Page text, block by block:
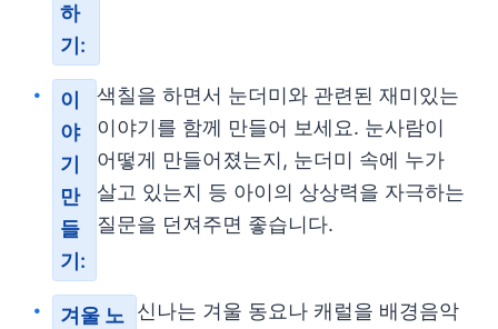
하
기:
이
야
기
만
들
기:
색칠을 하면서 눈더미와 관련된 재미있는
이야기를 함께 만들어 보세요. 눈사람이
어떻게 만들어졌는지, 눈더미 속에 누가
살고 있는지 등 아이의 상상력을 자극하는
질문을 던져주면 좋습니다.
겨울 노 신나는 겨울 동요나 캐럴을 배경음악